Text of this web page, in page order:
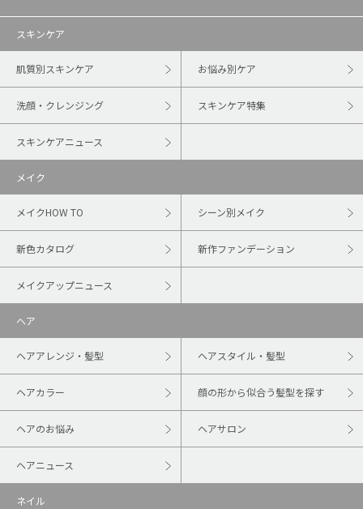
スキンケア
肌質別スキンケア お悩み別ケア
洗顔・クレンジング スキンケア特集
スキンケアニュース
メイク
メイクHOW TO シーン別メイク
新色カタログ 新作ファンデーション
メイクアップニュース
ヘア
ヘアアレンジ・髪型 ヘアスタイル・髪型
ヘアカラー 顔の形から似合う髪型を探す
ヘアのお悩み ヘアサロン
ヘアニュース
ネイル